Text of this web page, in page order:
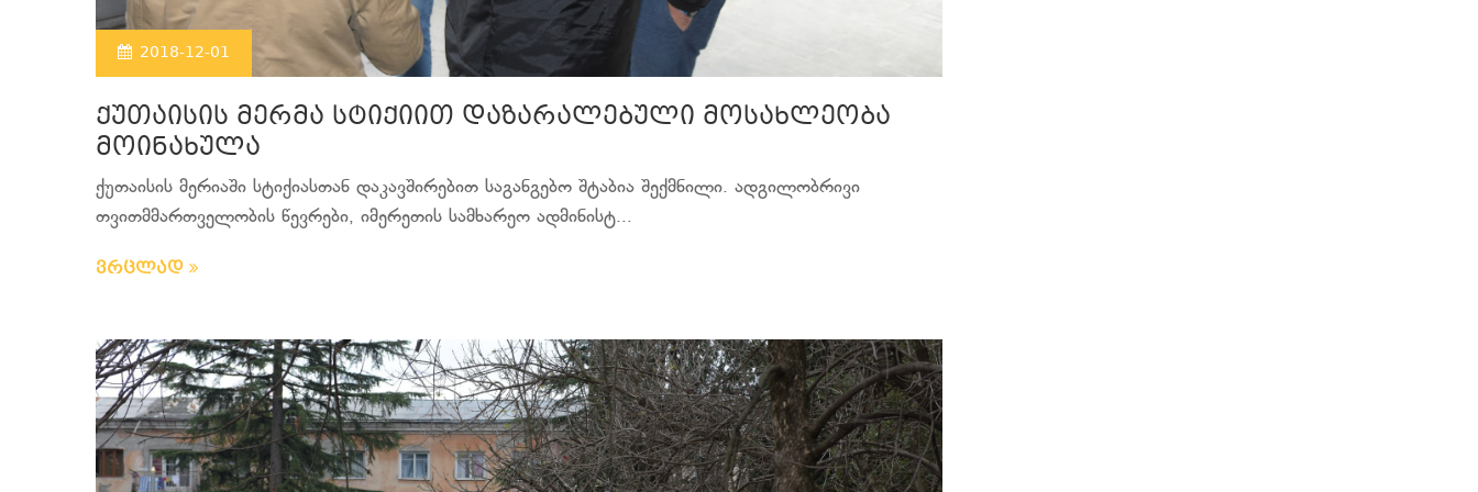
2018-12-01
ქუთაისის მერმა სტიქიით დაზარალებული მოსახლეობა
მოინახულა
ქუთაისის მერიაში სტიქიასთან დაკავშირებით საგანგებო შტაბია შექმნილი. ადგილობრივი
თვითმმართველობის წევრები, იმერეთის სამხარეო ადმინისტ...
ვრცლად